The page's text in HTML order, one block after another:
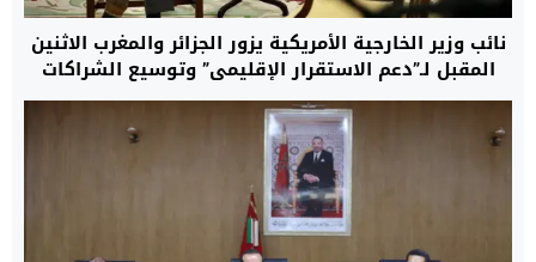
نائب وزير الخارجية الأمريكية يزور الجزائر والمغرب الاثنين
المقبل لـ”دعم الاستقرار الإقليمي” وتوسيع الشراكات
الاستراتيجية